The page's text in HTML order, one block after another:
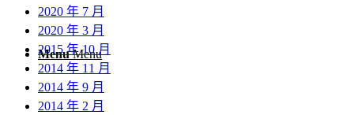
Menu Menu
2020 年 7 月
2020 年 3 月
2015 年 10 月
2014 年 11 月
2014 年 9 月
2014 年 2 月